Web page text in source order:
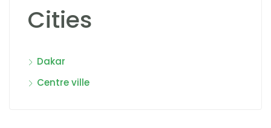
Cities
Dakar
Centre ville